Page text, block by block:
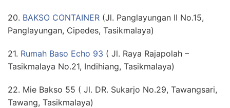
20. BAKSO CONTAINER (Jl. Panglayungan II No.15,
Panglayungan, Cipedes, Tasikmalaya)
21. Rumah Baso Echo 93 ( Jl. Raya Rajapolah –
Tasikmalaya No.21, Indihiang, Tasikmalaya)
22. Mie Bakso 55 ( Jl. DR. Sukarjo No.29, Tawangsari,
Tawang, Tasikmalaya)